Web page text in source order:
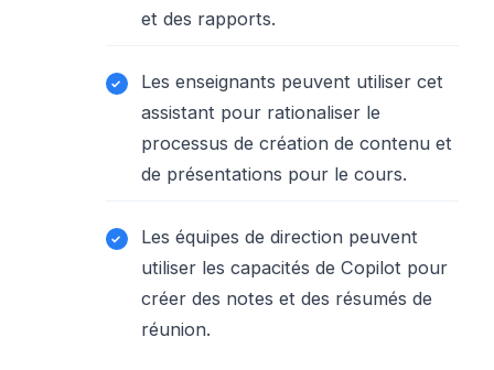
et des rapports.
Les enseignants peuvent utiliser cet
assistant pour rationaliser le
processus de création de contenu et
de présentations pour le cours.
Les équipes de direction peuvent
utiliser les capacités de Copilot pour
créer des notes et des résumés de
réunion.